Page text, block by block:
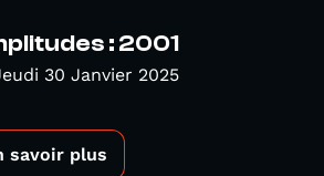
: 2001
30 Janvier 2025
savoir plus